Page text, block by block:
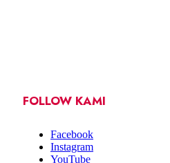
FOLLOW KAMI
Facebook
Instagram
YouTube